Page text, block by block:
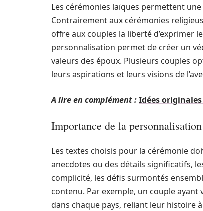
Les cérémonies laïques permettent
Contrairement aux cérémonies
offre aux couples la liberté d’exprimer
personnalisation permet de créer un
valeurs des époux. Plusieurs couples
leurs aspirations et leurs visions de
A lire en complément :Idées
Importance de la personnalisation
Les textes choisis pour la cérémonie
anecdotes ou des détails significatifs,
complicité, les défis surmontés
contenu. Par exemple, un couple
dans chaque pays, reliant leur histoire